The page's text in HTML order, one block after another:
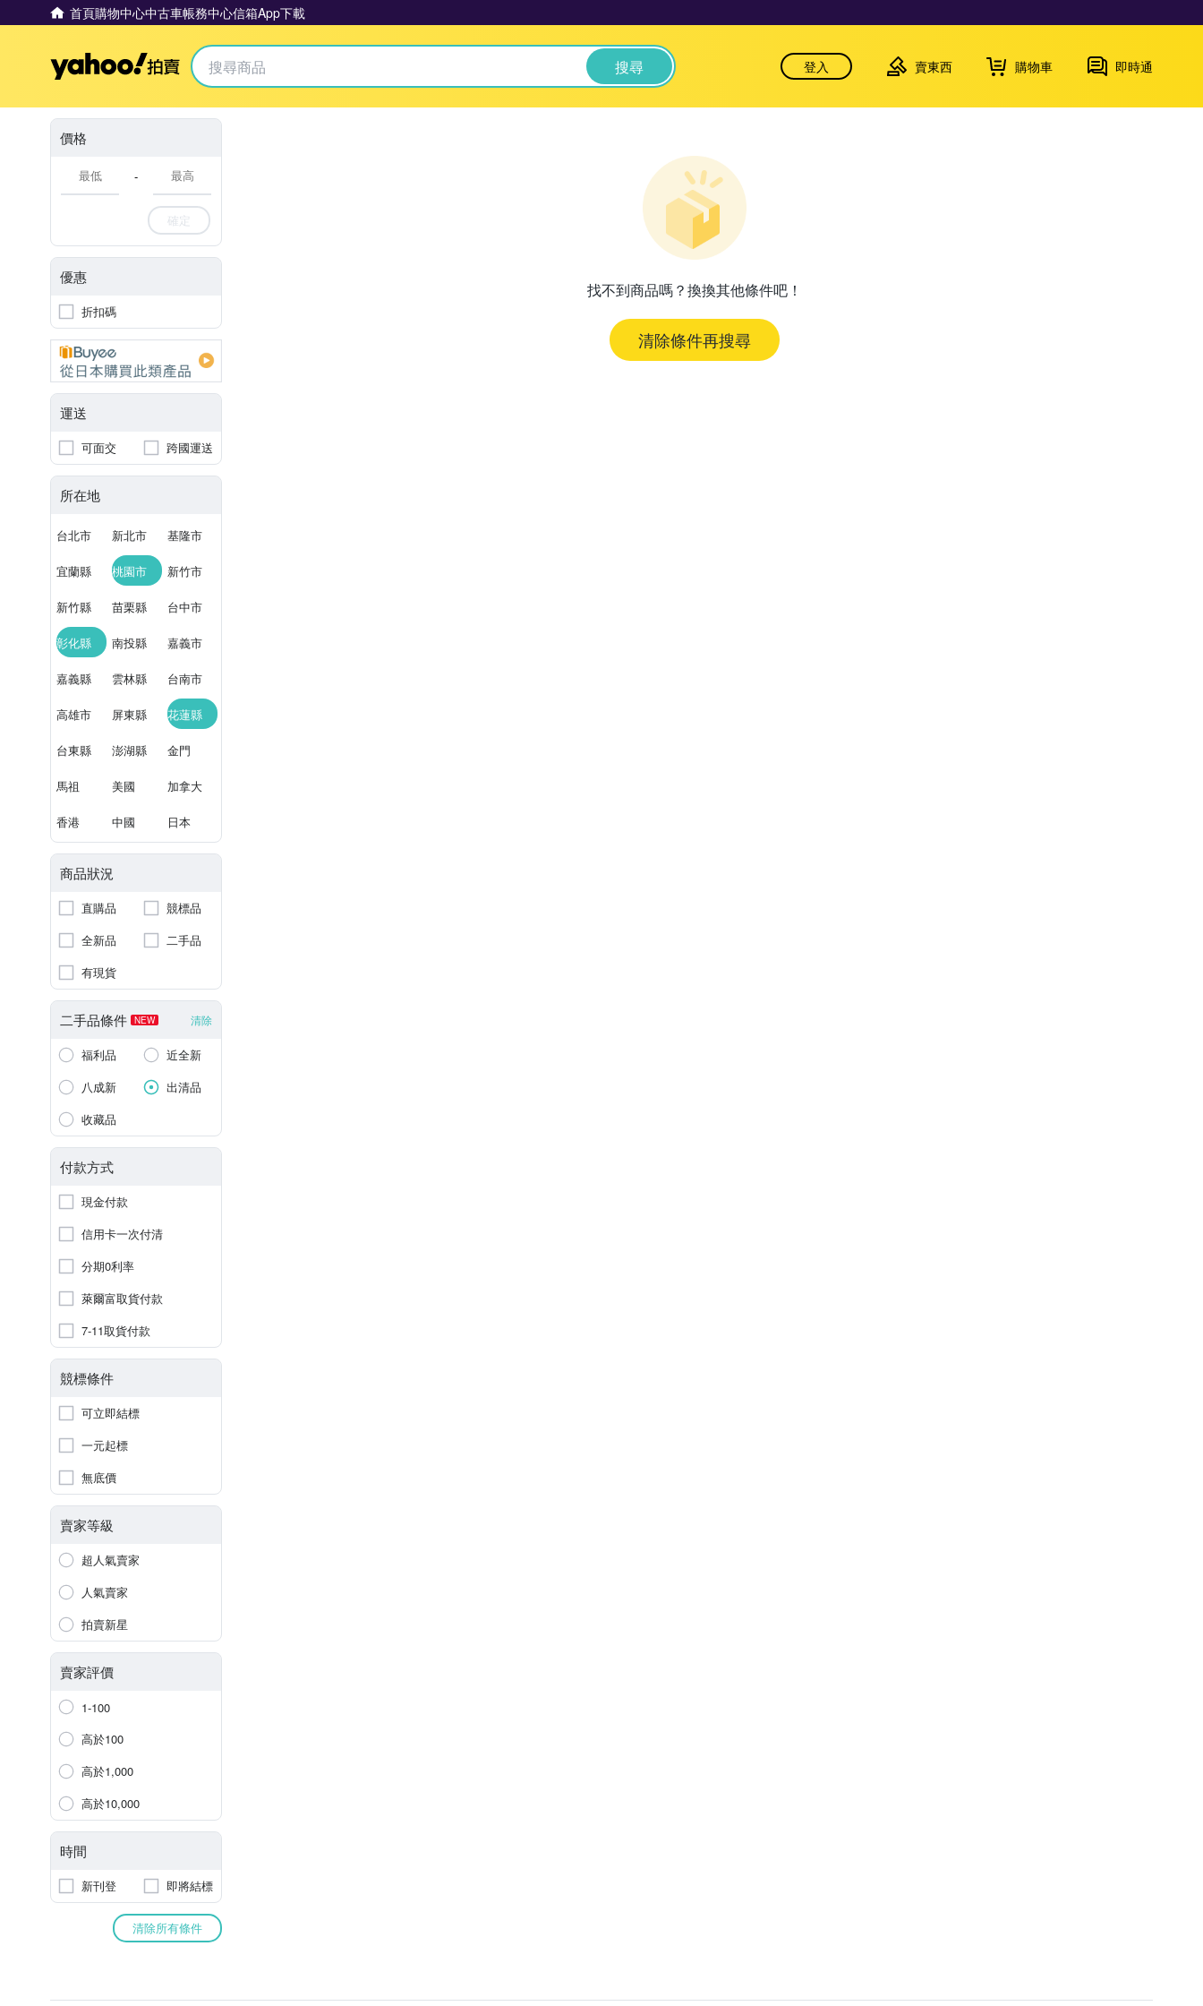
首頁購物中心中古車帳務中心信箱App下載
Yahoo拍賣 搜尋 登入 賣東西 購物車 即時通
價格
-
確定
優惠
折扣碼
運送
可面交 跨國運送
所在地
台北市 新北市 基隆市
宜蘭縣 桃園市 新竹市
新竹縣 苗栗縣 台中市
彰化縣 南投縣 嘉義市
嘉義縣 雲林縣 台南市
高雄市 屏東縣 花蓮縣
台東縣 澎湖縣 金門
馬祖 美國 加拿大
香港 中國 日本
商品狀況
直購品
競標品
全新品
二手品
有現貨
二手品條件 NEW 清除
福利品
近全新
八成新
出清品
收藏品
付款方式
現金付款
信用卡一次付清
分期0利率
萊爾富取貨付款
7-11取貨付款
競標條件
可立即結標
一元起標
無底價
賣家等級
超人氣賣家
人氣賣家
拍賣新星
賣家評價
1-100
高於100
高於1,000
高於10,000
時間
新刊登 即將結標
清除所有條件
找不到商品嗎？換換其他條件吧！
清除條件再搜尋